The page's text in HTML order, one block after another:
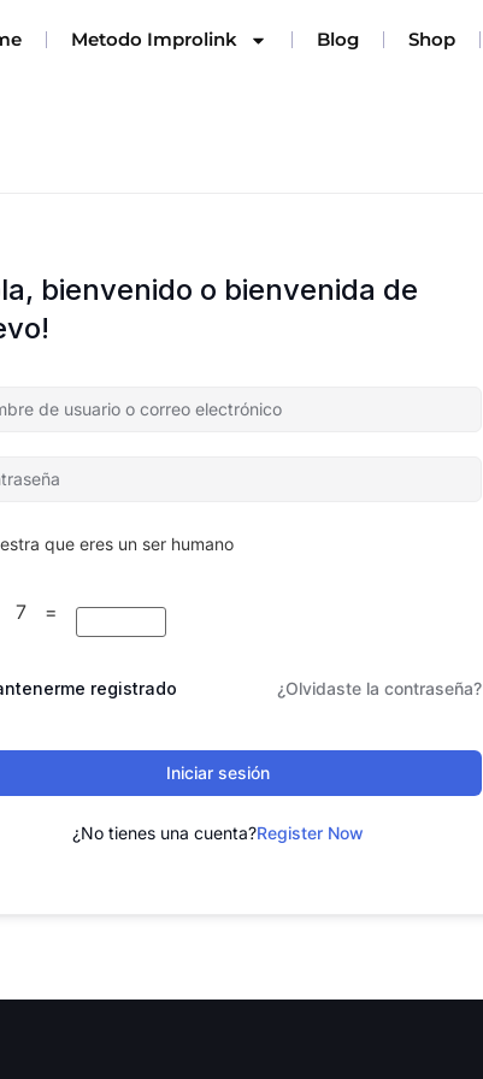
Metodo Improlink Blog Shop
bienvenido o bienvenida de
que eres un ser humano
7 =
registrado ¿Olvidaste la contraseña?
Iniciar sesión
¿No tienes una cuenta?Register Now